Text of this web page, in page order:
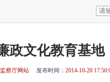
政文化教育基地
察厅网站 发布时间： 2014-10-20